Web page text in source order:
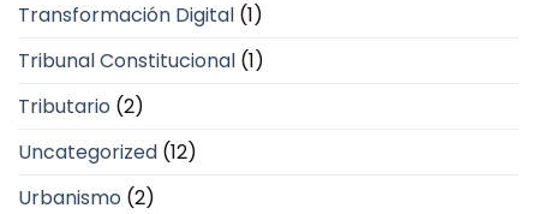
Transformación Digital (1)
Tribunal Constitucional (1)
Tributario (2)
Uncategorized (12)
Urbanismo (2)